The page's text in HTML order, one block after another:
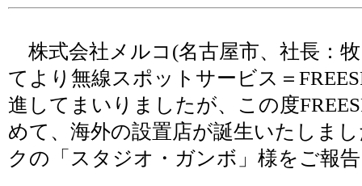
株式会社メルコ(名古屋市、社長：
てより無線スポットサービス＝
進してまいりましたが、この度
めて、海外の設置店が誕生いたしま
クの「スタジオ・ガンボ」様をご報